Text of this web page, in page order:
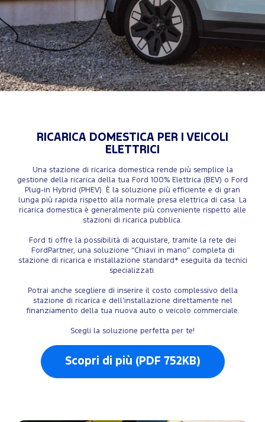
RICARICA DOMESTICA PER I VEICOLI
ELETTRICI
Una stazione di ricarica domestica rende più semplice la
gestione della ricarica della tua Ford 100% Elettrica (BEV) o Ford
Plug-in Hybrid (PHEV). È la soluzione più efficiente e di gran
lunga più rapida rispetto alla normale presa elettrica di casa. La
ricarica domestica è generalmente più conveniente rispetto alle
stazioni di ricarica pubblica.
Ford ti offre la possibilità di acquistare, tramite la rete dei
FordPartner, una soluzione “Chiavi in mano” completa di
stazione di ricarica e installazione standard* eseguita da tecnici
specializzati.
Potrai anche scegliere di inserire il costo complessivo della
stazione di ricarica e dell’installazione direttamente nel
finanziamento della tua nuova auto o veicolo commerciale.
Scegli la soluzione perfetta per te!
Scopri di più (PDF 752KB)